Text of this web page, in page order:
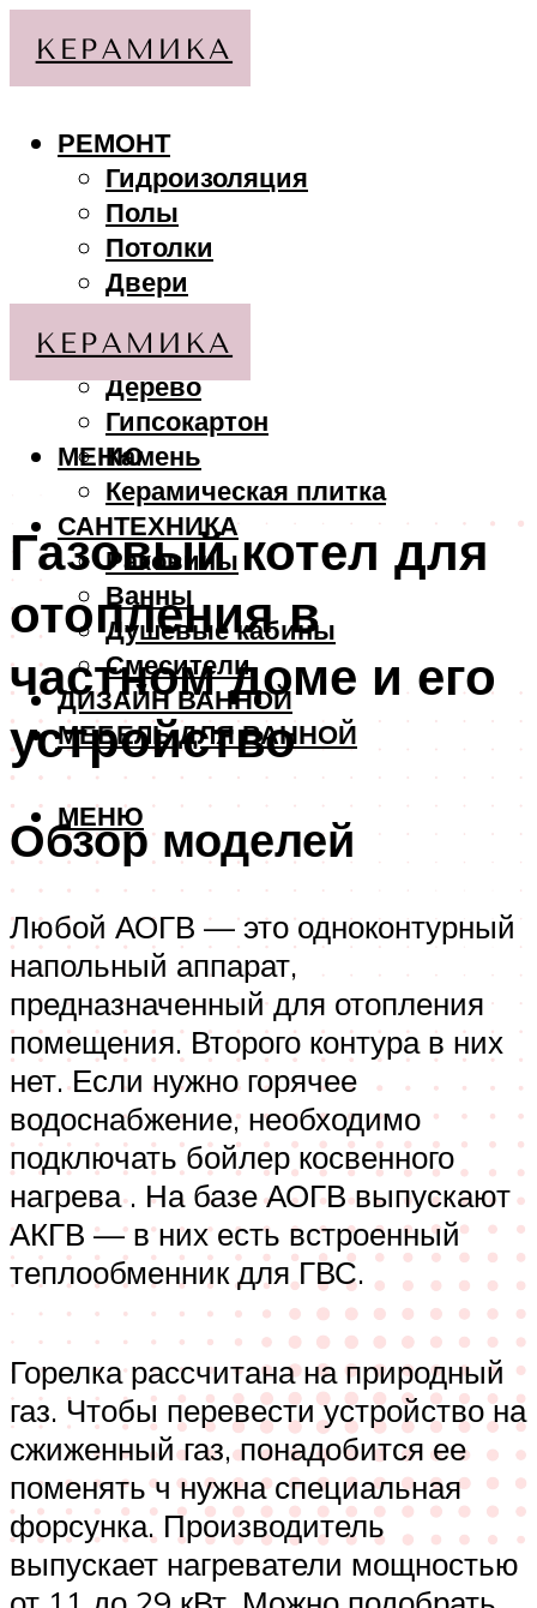
РЕМОНТ
Гидроизоляция
Полы
Потолки
Двери
МАТЕРИАЛЫ
Дерево
Гипсокартон
Камень
Керамическая плитка
САНТЕХНИКА
Раковины
Ванны
Душевые кабины
Смесители
ДИЗАЙН ВАННОЙ
МЕБЕЛЬ ДЛЯ ВАННОЙ
МЕНЮ
МЕНЮ
Газовый котел для
отопления в
частном доме и его
устройство
Обзор моделей
Любой АОГВ — это одноконтурный
напольный аппарат,
предназначенный для отопления
помещения. Второго контура в них
нет. Если нужно горячее
водоснабжение, необходимо
подключать бойлер косвенного
нагрева . На базе АОГВ выпускают
АКГВ — в них есть встроенный
теплообменник для ГВС.
Горелка рассчитана на природный
газ. Чтобы перевести устройство на
сжиженный газ, понадобится ее
поменять ч нужна специальная
форсунка. Производитель
выпускает нагреватели мощностью